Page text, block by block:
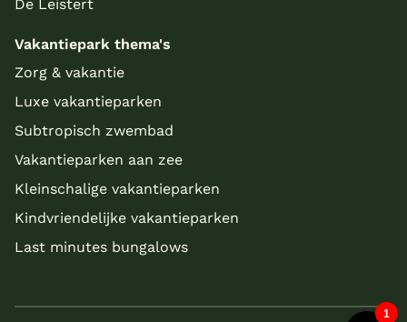
De Leistert
Vakantiepark thema's
Zorg & vakantie
Luxe vakantieparken
Subtropisch zwembad
Vakantieparken aan zee
Kleinschalige vakantieparken
Kindvriendelijke vakantieparken
Last minutes bungalows